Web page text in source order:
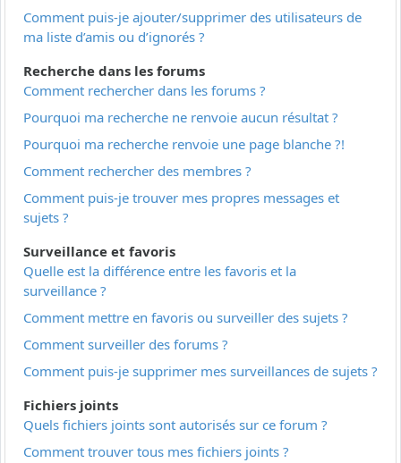
Comment puis-je ajouter/supprimer des utilisateurs de
ma liste d’amis ou d’ignorés ?
Recherche dans les forums
Comment rechercher dans les forums ?
Pourquoi ma recherche ne renvoie aucun résultat ?
Pourquoi ma recherche renvoie une page blanche ?!
Comment rechercher des membres ?
Comment puis-je trouver mes propres messages et
sujets ?
Surveillance et favoris
Quelle est la différence entre les favoris et la
surveillance ?
Comment mettre en favoris ou surveiller des sujets ?
Comment surveiller des forums ?
Comment puis-je supprimer mes surveillances de sujets ?
Fichiers joints
Quels fichiers joints sont autorisés sur ce forum ?
Comment trouver tous mes fichiers joints ?